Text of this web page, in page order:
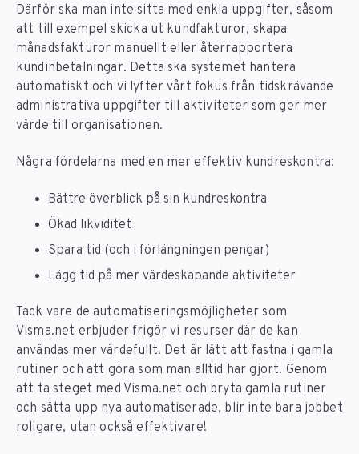
Därför ska man inte sitta med enkla uppgifter, såsom
att till exempel skicka ut kundfakturor, skapa
månadsfakturor manuellt eller återrapportera
kundinbetalningar. Detta ska systemet hantera
automatiskt och vi lyfter vårt fokus från tidskrävande
administrativa uppgifter till aktiviteter som ger mer
värde till organisationen.
Några fördelarna med en mer effektiv kundreskontra:
Bättre överblick på sin kundreskontra
Ökad likviditet
Spara tid (och i förlängningen pengar)
Lägg tid på mer värdeskapande aktiviteter
Tack vare de automatiseringsmöjligheter som
Visma.net erbjuder frigör vi resurser där de kan
användas mer värdefullt. Det är lätt att fastna i gamla
rutiner och att göra som man alltid har gjort. Genom
att ta steget med Visma.net och bryta gamla rutiner
och sätta upp nya automatiserade, blir inte bara jobbet
roligare, utan också effektivare!